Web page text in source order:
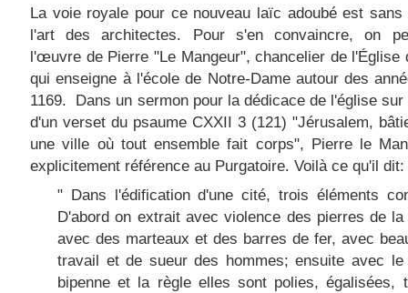
La voie royale pour ce nouveau laïc adoubé est sans
l'art des architectes. Pour s'en convaincre, on
l'œuvre de Pierre "Le Mangeur", chancelier de l'Église
qui enseigne à l'école de Notre-Dame autour des
1169. Dans un sermon pour la dédicace de l'église sur
d'un verset du psaume CXXII 3 (121) "Jérusalem,
une ville où tout ensemble fait corps", Pierre le
explicitement référence au Purgatoire. Voilà ce qu'il dit:
" Dans l'édification d'une cité, trois éléments
D'abord on extrait avec violence des pierres de
avec des marteaux et des barres de fer, avec
travail et de sueur des hommes; ensuite avec
bipenne et la règle elles sont polies, égalisées,